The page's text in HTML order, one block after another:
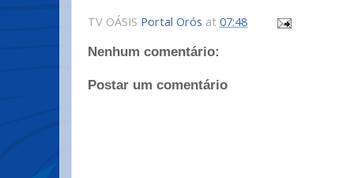
TV OÁSIS Portal Orós at 07:48
Nenhum comentário:
Postar um comentário